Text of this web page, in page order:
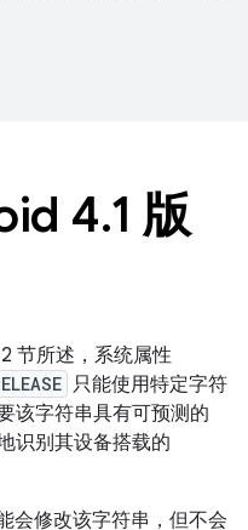
4.1 版
节所述，系统属性
只能使用特定字符
该字符串具有可预测的
识别其设备搭载的
会修改该字符串，但不会